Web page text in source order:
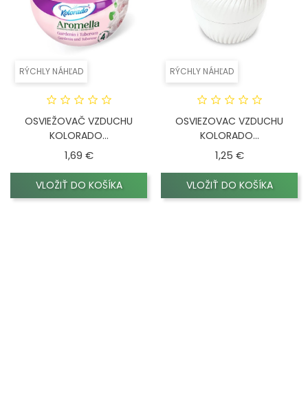
RÝCHLY NÁHĽAD
OSVIEŽOVAČ VZDUCHU
KOLORADO...
1,69 €Cena
VLOŽIŤ DO KOŠÍKA
RÝCHLY NÁHĽAD
OSVIEZOVAC VZDUCHU
KOLORADO...
1,25 €Cena
VLOŽIŤ DO KOŠÍKA